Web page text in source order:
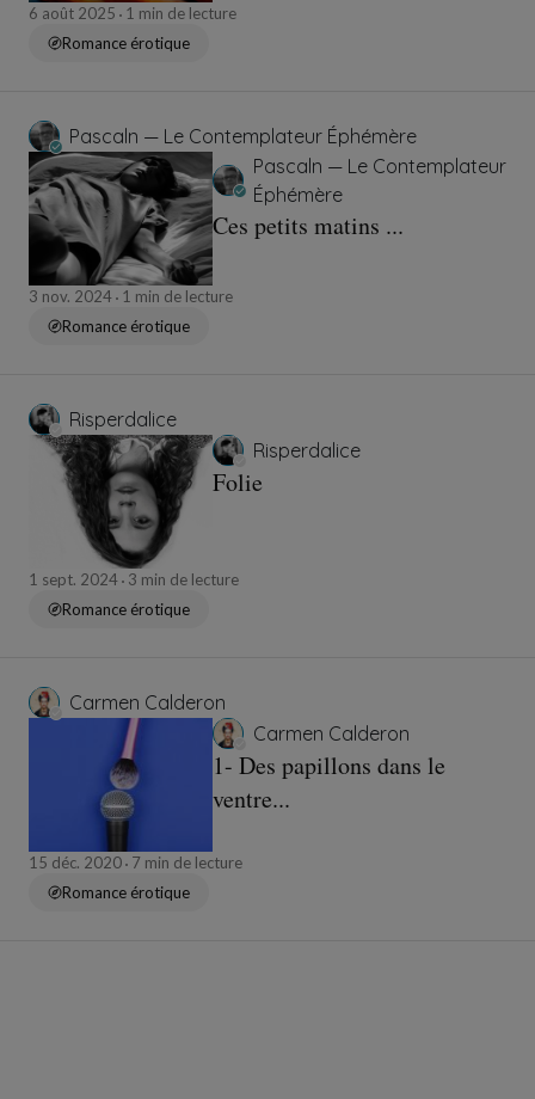
6 août 2025
1 min de lecture
Romance érotique
Pascaln — Le Contemplateur Éphémère
Pascaln — Le Contemplateur
Éphémère
Ces petits matins ...
3 nov. 2024 1 min de lecture
Romance érotique
Risperdalice
Risperdalice
Folie
1 sept. 2024 3 min de lecture
Romance érotique
Carmen Calderon
Carmen Calderon
1- Des papillons dans le
ventre...
15 déc. 2020 7 min de lecture
Romance érotique